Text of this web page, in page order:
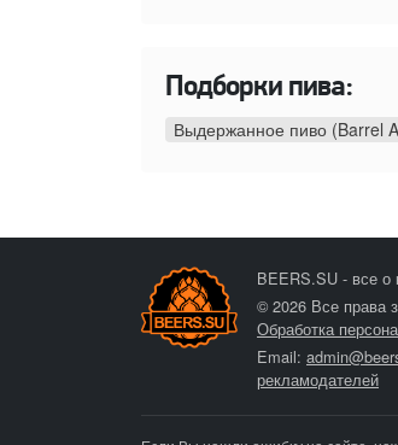
Подборки пива:
Выдержанное пиво (Barrel
BEERS.SU - все
© 2026 Все права
Обработка
Email:
рекламодателей